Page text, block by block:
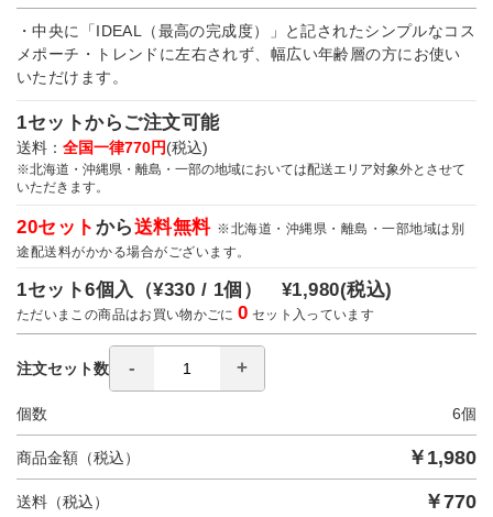
・中央に「IDEAL（最高の完成度）」と記されたシンプルなコス
メポーチ・トレンドに左右されず、幅広い年齢層の方にお使い
いただけます。
1セットからご注文可能
送料： 全国一律770円(税込)
※北海道・沖縄県・離島・一部の地域においては配送エリア対象外とさせて
いただきます。
20セット から送料無料 ※北海道・沖縄県・離島・一部地域は別
途配送料がかかる場合がございます。
1セット6個入（¥330 / 1個） ¥1,980(税込)
ただいまこの商品はお買い物かごに0 セット入っています
注文セット数
個数 6個
商品金額（税込） ￥ 1,980
送料（税込） ￥770